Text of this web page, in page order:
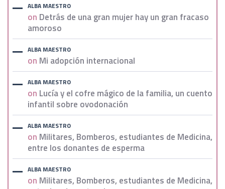
ALBA MAESTRO
on Detrás de una gran mujer hay un gran fracaso
amoroso
ALBA MAESTRO
on Mi adopción internacional
ALBA MAESTRO
on Lucía y el cofre mágico de la familia, un cuento
infantil sobre ovodonación
ALBA MAESTRO
on Militares, Bomberos, estudiantes de Medicina,
entre los donantes de esperma
ALBA MAESTRO
on Militares, Bomberos, estudiantes de Medicina,